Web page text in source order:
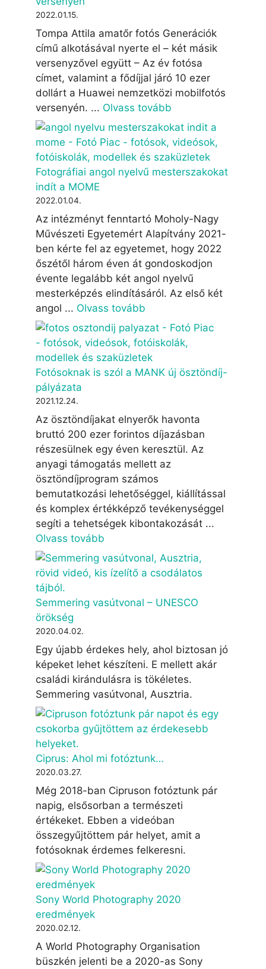
2022.01.15.
Tompa Attila amatőr fotós Generációk
című alkotásával nyerte el – két másik
versenyzővel együtt – Az év fotósa
címet, valamint a fődíjjal járó 10 ezer
dollárt a Huawei nemzetközi mobilfotós
versenyén. ... Olvass tovább
Fotográfiai angol nyelvű mesterszakokat
indít a MOME
2022.01.04.
Az intézményt fenntartó Moholy-Nagy
Művészeti Egyetemért Alapítvány 2021-
ben kérte fel az egyetemet, hogy 2022
őszétől három éven át gondoskodjon
évente legalább két angol nyelvű
mesterképzés elindításáról. Az első két
angol ... Olvass tovább
Fotósoknak is szól a MANK új ösztöndíj-
pályázata
2021.12.24.
Az ösztöndíjakat elnyerők havonta
bruttó 200 ezer forintos díjazásban
részesülnek egy éven keresztül. Az
anyagi támogatás mellett az
ösztöndíjprogram számos
bemutatkozási lehetőséggel, kiállítással
és komplex értékképző tevékenységgel
segíti a tehetségek kibontakozását ...
Olvass tovább
Semmering vasútvonal – UNESCO
örökség
2020.04.02.
Egy újabb érdekes hely, ahol biztosan jó
képeket lehet készíteni. E mellett akár
családi kirándulásra is tökéletes.
Semmering vasútvonal, Ausztria.
Ciprus: Ahol mi fotóztunk…
2020.03.27.
Még 2018-ban Cipruson fotóztunk pár
napig, elsősorban a természeti
értékeket. Ebben a videóban
összegyűjtöttem pár helyet, amit a
fotósoknak érdemes felkeresni.
Sony World Photography 2020
eredmények
2020.02.12.
A World Photography Organisation
büszkén jelenti be a 2020-as Sony